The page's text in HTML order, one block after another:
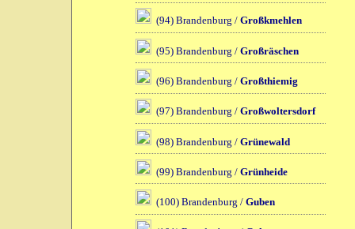
(94) Brandenburg / Großkmehlen
(95) Brandenburg / Großräschen
(96) Brandenburg / Großthiemig
(97) Brandenburg / Großwoltersdorf
(98) Brandenburg / Grünewald
(99) Brandenburg / Grünheide
(100) Brandenburg / Guben